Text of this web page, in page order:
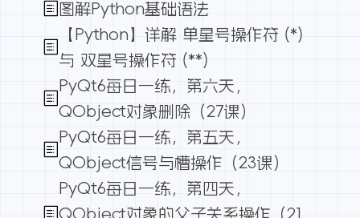
图解Python基础语法
【Python】详解 单星号操作符 (*)
与 双星号操作符 (**)
PyQt6每日一练，第六天，
QObject对象删除（27课）
PyQt6每日一练，第五天，
QObject信号与槽操作（23课）
PyQt6每日一练，第四天，
QObject对象的父子关系操作（21